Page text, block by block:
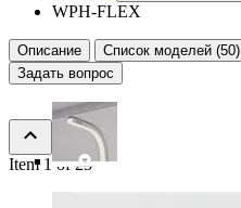
WPH-FLEX
Описание
Список моделей (50)
Задать вопрос
Item 1 of 23